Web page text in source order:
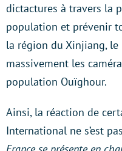
dictactures à travers la
population et prévenir
la région du Xinjiang,
massivement les
population Ouïghour.
Ainsi, la réaction de
International ne s’est